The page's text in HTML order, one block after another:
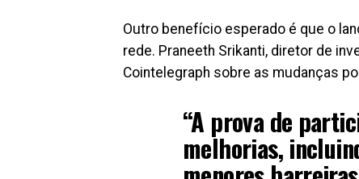
Outro benefício esperado é que o
rede. Praneeth Srikanti, diretor de
Cointelegraph sobre as mudanças
“A prova de
melhorias,